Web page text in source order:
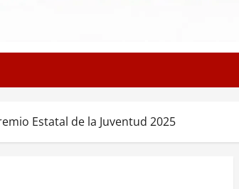
Estatal de la Juventud 2025